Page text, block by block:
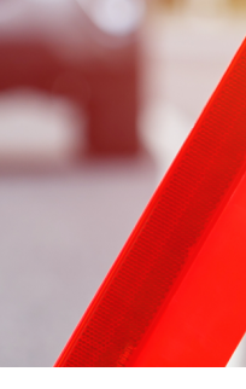
disponível
このページは現在利用できま
せん
Pagina non disponibile
هذه الصفحة غير متوفرة